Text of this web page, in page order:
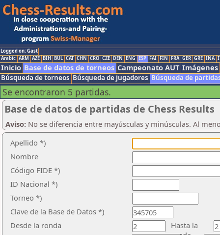
Logged on: Gast
Arabic ARM AZE BIH BUL CAT CHN CRO CZE DEN ENG ESP FAI FIN FRA GER GRE INA
Inicio Base de datos de torneos Campeonato AUT Imágenes
Búsqueda de torneos Búsqueda de jugadores Búsqueda de
Se encontraron 5 partidas.
Base de datos de partidas de Chess Results
Aviso: No se diferencia entre mayúsculas y minúsculas. Al
Apellido *)
Nombre
Código FIDE *)
ID Nacional *)
Torneo *)
Clave de la Base de Datos *)
Desde la ronda
Hasta la